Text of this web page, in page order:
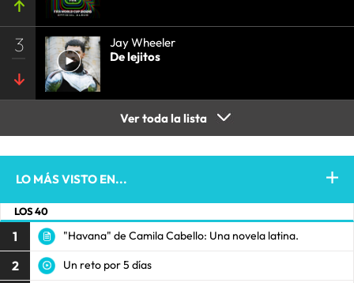
3
Jay Wheeler
De lejitos
Ver toda la lista
LO MÁS VISTO EN...
LOS 40
1 "Havana" de Camila Cabello: Una novela latina.
2 Un reto por 5 días